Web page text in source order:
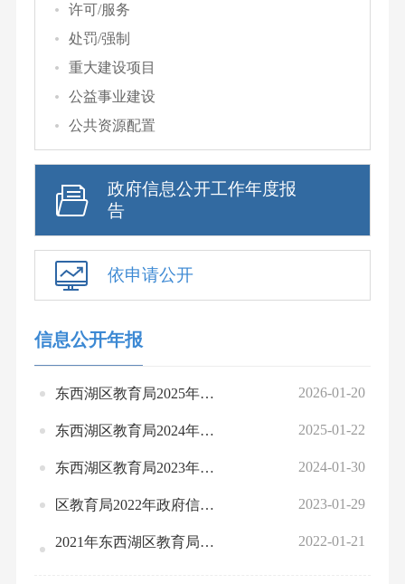
许可/服务
处罚/强制
重大建设项目
公益事业建设
公共资源配置
政府信息公开工作年度报
告
依申请公开
信息公开年报
东西湖区教育局2025年政府信息公开工作年报 2026-01-20
东西湖区教育局2024年政府信息公开工作年报 2025-01-22
东西湖区教育局2023年政府信息公开工作年度报告 2024-01-30
区教育局2022年政府信息公开工作年度报告 2023-01-29
2021年东西湖区教育局政府信息公开工作年度报告 2022-01-21